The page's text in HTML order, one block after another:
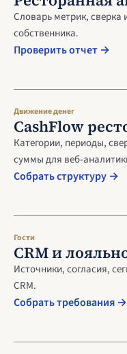
Словарь метрик, сверка
собственника.
Проверить отчет →
Движение денег
CashFlow
Категории, периоды,
суммы для веб-
Собрать структуру →
Гости
CRM и
Источники, согласия,
CRM.
Собрать требования →